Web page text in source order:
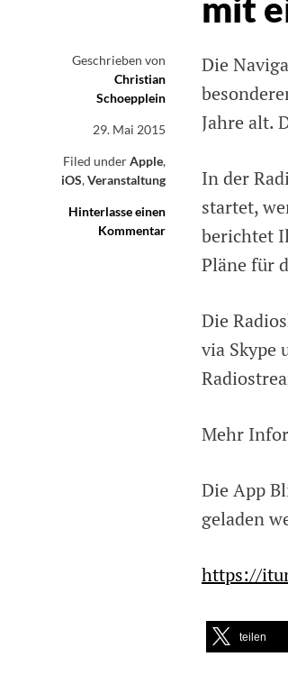
mit
Geschrieben von
Christian
Schoepplein
29. Mai 2015
Filed underApple,
iOS,Veranstaltung
Hinterlasse einen
Kommentar
Die
Jahre alt.
In der
startet,
berichtet
Pläne für
Die
via Skype
Mehr
Die App
geladen
https://
teilen